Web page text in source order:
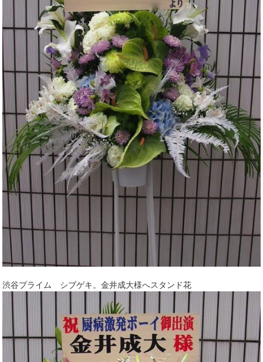
渋谷プライム シブゲキ。金井成大様へスタンド花